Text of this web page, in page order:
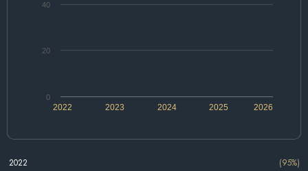
2022 2024 2026
2023 2025
0
20
40
2022
(95%)